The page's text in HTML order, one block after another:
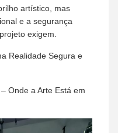
artístico, mas
e a segurança
exigem.
Realidade Segura e
Onde a Arte Está em